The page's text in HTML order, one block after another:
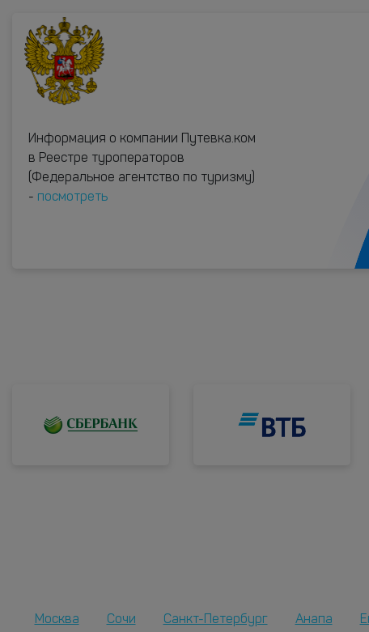
Информация о компании Путевка.ком
в Реестре туроператоров
(Федеральное агентство по туризму)
- посмотреть
Москва Сочи Санкт-Петербург Анапа